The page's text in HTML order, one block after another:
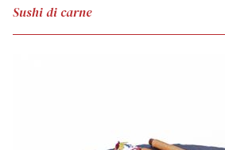
Sushi di carne